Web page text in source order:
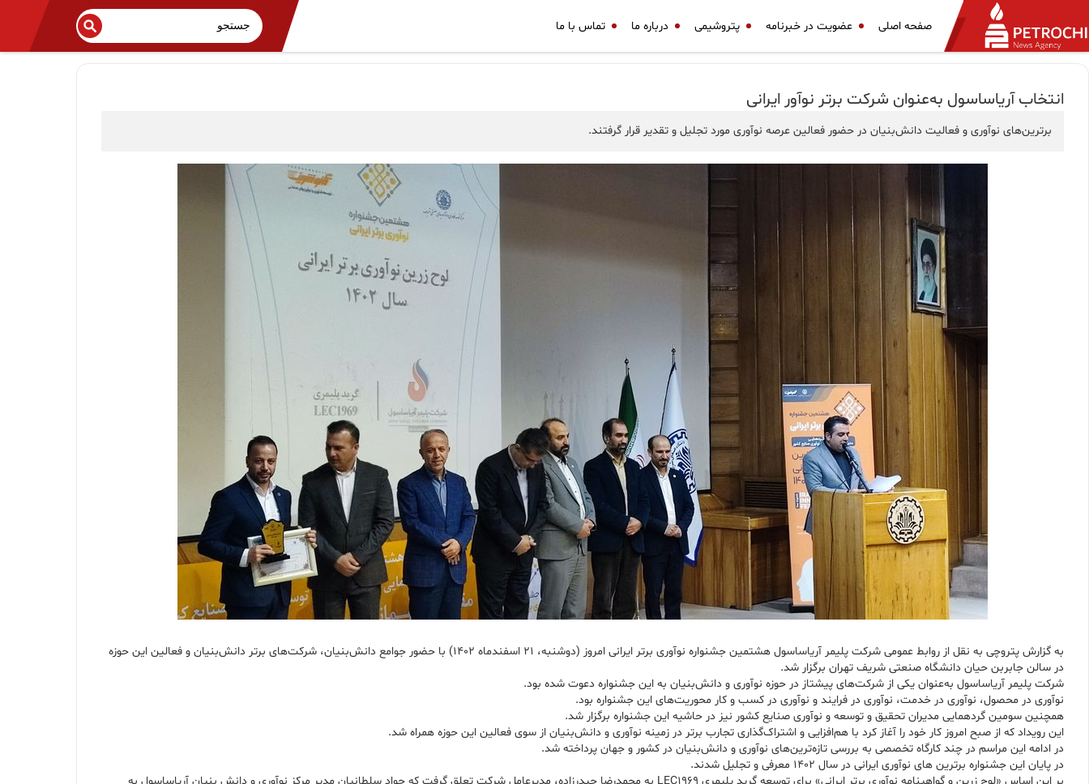
صفحه اصلی عضویت در خبرنامه پتروشیمی درباره ما تماس با ما
انتخاب آریاساسول به‌عنوان شرکت برتر نوآور ایرانی
برترین‌های نوآوری و فعالیت دانش‌بنیان در حضور فعالین عرصه نوآوری مورد تجلیل و تقدیر قرار گرفتند.
به گزارش پتروچی به نقل از روابط عمومی شرکت پلیمر آریاساسول هشتمین جشنواره نوآوری برتر ایرانی امروز (دوشنبه، ۲۱ اسفندماه ۱۴۰۲) با حضور جوامع دانش‌بنیان، شرکت‌های برتر دانش‌بنیان و فعالین این حوزه
در سالن جابربن حیان دانشگاه صنعتی شریف تهران برگزار شد.
شرکت پلیمر آریاساسول به‌عنوان یکی از شرکت‌های پیشتاز در حوزه نوآوری و دانش‌بنیان به این جشنواره دعوت شده بود.
نوآوری در محصول، نوآوری در خدمت، نوآوری در فرایند و نوآوری در کسب و کار محوریت‌های این جشنواره بود.
همچنین سومین گردهمایی مدیران تحقیق و توسعه و نوآوری صنایع کشور نیز در حاشیه این جشنواره برگزار شد.
این رویداد که از صبح امروز کار خود را آغاز کرد با هم‌افزایی و اشتراک‌گذاری تجارب برتر در زمینه نوآوری و دانش‌بنیان از سوی فعالین این حوزه همراه شد.
در ادامه این مراسم در چند کارگاه تخصصی به بررسی تازه‌ترین‌های نوآوری و دانش‌بنیان در کشور و جهان پرداخته شد.
در پایان این جشنواره برترین ‌های نوآوری ایرانی در سال ۱۴۰۲ معرفی و تجلیل شدند.